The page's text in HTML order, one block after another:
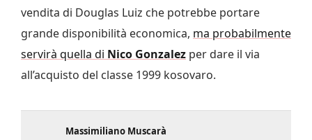
vendita di Douglas Luiz che potrebbe portare
grande disponibilità economica, ma probabilmente
servirà quella di Nico Gonzalez per dare il via
all’acquisto del classe 1999 kosovaro.
Massimiliano Muscarà